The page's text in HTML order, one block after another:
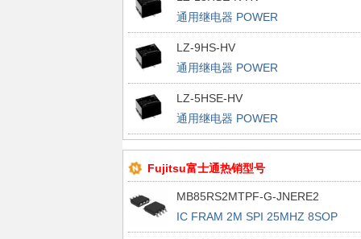
通用继电器 POWER
LZ-9HS-HV
通用继电器 POWER
LZ-5HSE-HV
通用继电器 POWER
Fujitsu富士通热销型号
MB85RS2MTPF-G-JNERE2
IC FRAM 2M SPI 25MHZ 8SOP